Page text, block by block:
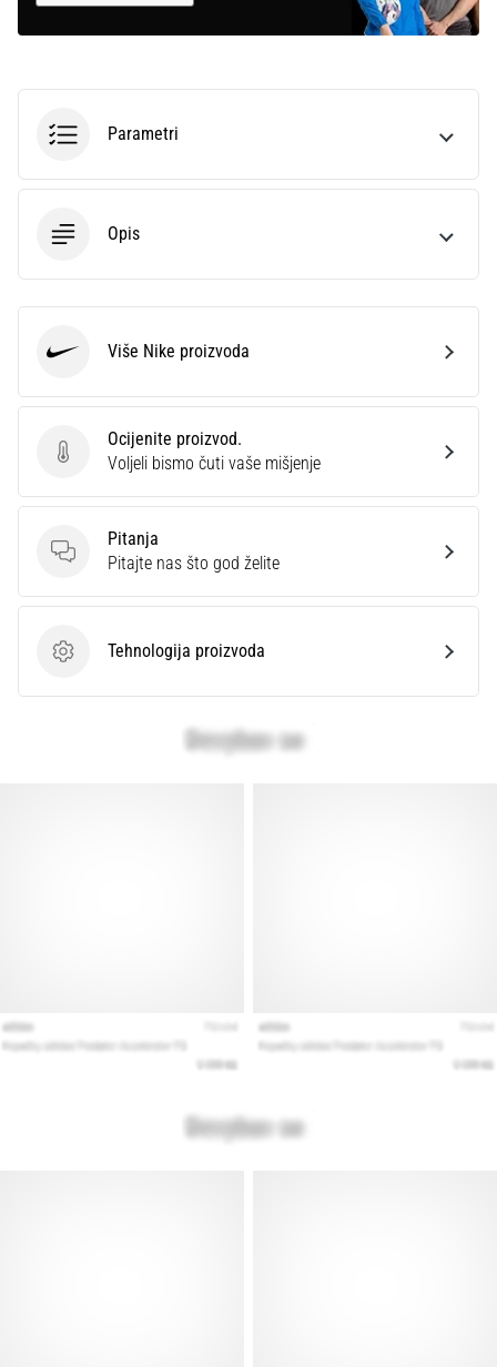
Parametri
Opis
Ocijenite proizvod.
Ocijenite proizvod.
Voljeli bismo čuti vaše mišjenje
Pitanja
Pitanja
Pitajte nas što god želite
Tehnologija proizvoda
Tehnologija proizvoda
Više Nike proizvoda